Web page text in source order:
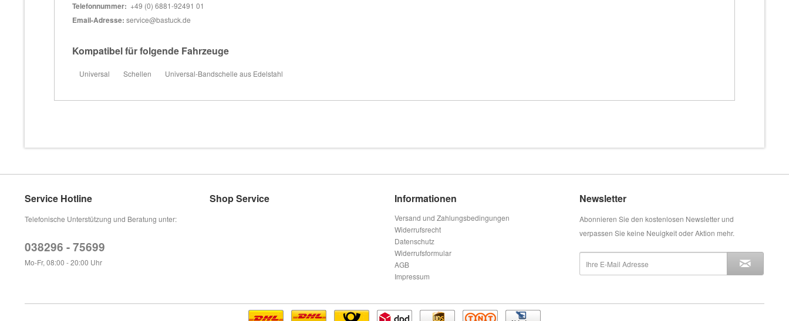
Telefonnummer: +49 (0) 6881-92491 01
Email-Adresse: service@bastuck.de
Kompatibel für folgende Fahrzeuge
Universal Schellen Universal-Bandschelle aus Edelstahl
Service Hotline
Telefonische Unterstützung und Beratung unter:
038296 - 75699
Mo-Fr, 08:00 - 20:00 Uhr
Shop Service Informationen
Versand und Zahlungsbedingungen
Widerrufsrecht
Datenschutz
Widerrufsformular
AGB
Impressum
Newsletter
Abonnieren Sie den kostenlosen Newsletter und
verpassen Sie keine Neuigkeit oder Aktion mehr.